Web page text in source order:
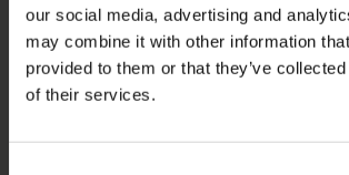
our social media, advertising and
may combine it with other information
provided to them or that they’ve
of their services.
Livraison
Commander et payer